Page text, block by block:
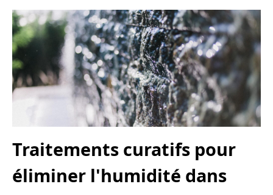
Traitements curatifs pour
éliminer l'humidité dans